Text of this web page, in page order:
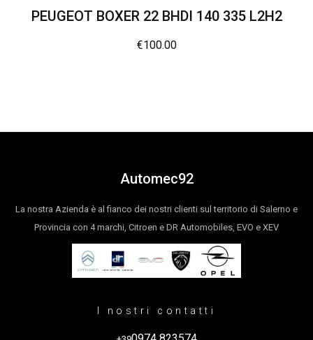
PEUGEOT BOXER 22 BHDI 140 335 L2H2
€100.00
Automec92
La nostra Azienda è al fianco dei nostri clienti sul territorio di Salerno e
Provincia con 4 marchi, Citroen e DR Automobiles, EVO e XEV
I nostri contatti